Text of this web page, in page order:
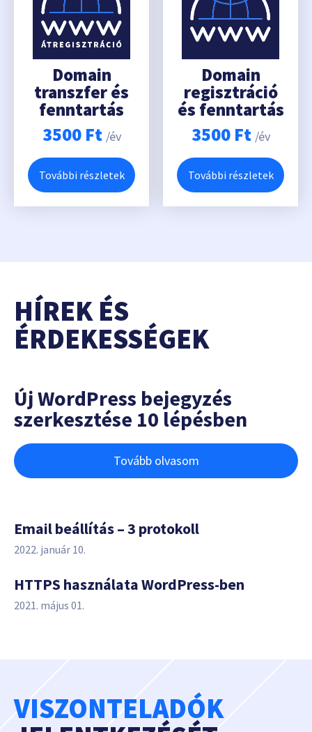
Domain
transzfer és
fenntartás
3500 Ft /év
További részletek
Domain
regisztráció
és fenntartás
3500 Ft /év
További részletek
HÍREK ÉS
ÉRDEKESSÉGEK
Új WordPress bejegyzés
szerkesztése 10 lépésben
Tovább olvasom
Email beállítás – 3 protokoll
2022. január 10.
HTTPS használata WordPress-ben
2021. május 01.
VISZONTELADÓK